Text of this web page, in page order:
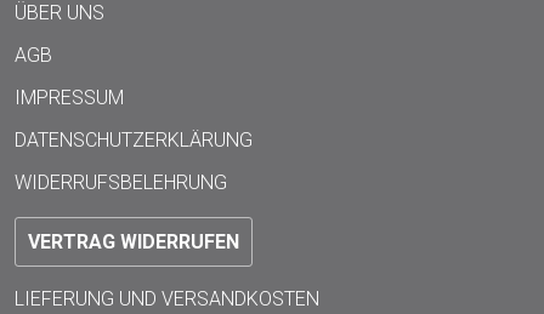
ÜBER UNS
AGB
IMPRESSUM
DATENSCHUTZERKLÄRUNG
WIDERRUFSBELEHRUNG
VERTRAG WIDERRUFEN
LIEFERUNG UND VERSANDKOSTEN